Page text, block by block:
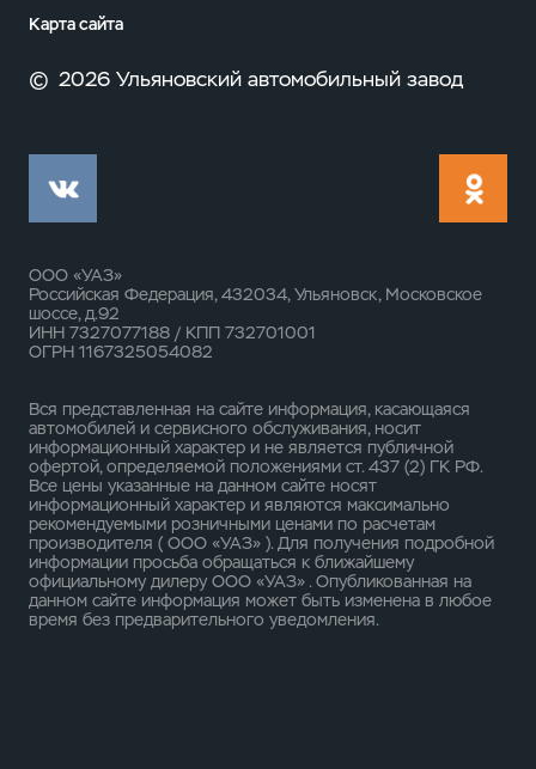
Карта сайта
© 2026 Ульяновский автомобильный завод
ООО «УАЗ»
Российская Федерация, 432034, Ульяновск, Московское
шоссе, д.92
ИНН 7327077188 / КПП 732701001
ОГРН 1167325054082
Вся представленная на сайте информация, касающаяся
автомобилей и сервисного обслуживания, носит
информационный характер и не является публичной
офертой, определяемой положениями ст. 437 (2) ГК РФ.
Все цены указанные на данном сайте носят
информационный характер и являются максимально
рекомендуемыми розничными ценами по расчетам
производителя ( ООО «УАЗ» ). Для получения подробной
информации просьба обращаться к ближайшему
официальному дилеру ООО «УАЗ» . Опубликованная на
данном сайте информация может быть изменена в любое
время без предварительного уведомления.